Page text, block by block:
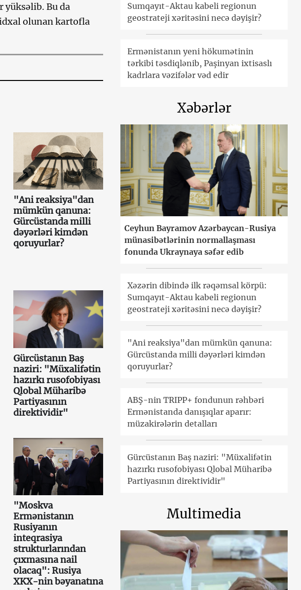
yüksəlib. Bu da
olunan kartofla
"Ani reaksiya"dan
mümkün qanuna:
Gürcüstanda milli
dəyərləri kimdən
qoruyurlar?
Gürcüstanın Baş
naziri: "Müxalifətin
hazırkı rusofobiyası
Qlobal Müharibə
Partiyasının
direktividir"
"Moskva
Ermənistanın
Rusiyanın
inteqrasiya
strukturlarından
çıxmasına nail
olacaq": Rusiya
XKX-nin bəyanatına
Sumqayıt-Aktau kabeli regionun
geostrateji xəritəsini necə dəyişir?
Ermənistanın yeni hökumətinin
tərkibi təsdiqlənib, Paşinyan ixtisaslı
kadrlara vəzifələr vəd edir
Xəbərlər
Ceyhun Bayramov Azərbaycan-Rusiya
münasibətlərinin normallaşması
fonunda Ukraynaya səfər edib
Xəzərin dibində ilk rəqəmsal körpü:
Sumqayıt-Aktau kabeli regionun
geostrateji xəritəsini necə dəyişir?
"Ani reaksiya"dan mümkün qanuna:
Gürcüstanda milli dəyərləri kimdən
qoruyurlar?
ABŞ-nin TRIPP+ fondunun rəhbəri
Ermənistanda danışıqlar aparır:
müzakirələrin detalları
Gürcüstanın Baş naziri: "Müxalifətin
hazırkı rusofobiyası Qlobal Müharibə
Partiyasının direktividir"
Multimedia